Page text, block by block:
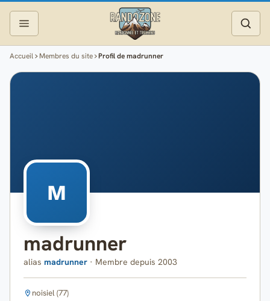
Topos
Reportages
Matériel
Services
Cartes
Accueil Membres du site Profil de madrunner
M
madrunner
aliasmadrunner · Membre depuis 2003
noisiel (77)